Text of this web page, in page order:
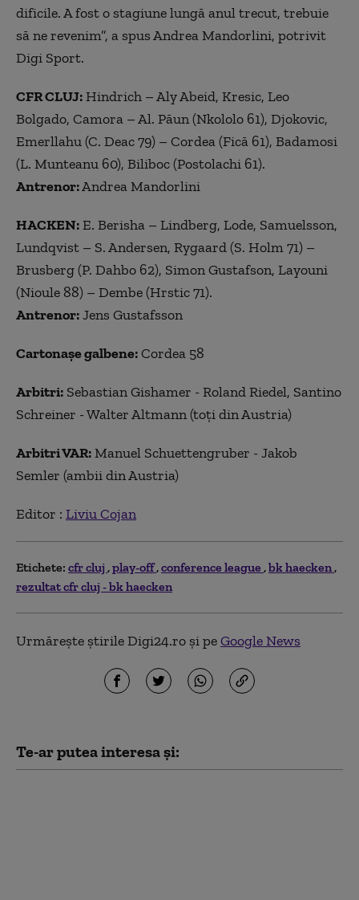
dificile. A fost o stagiune lungă anul trecut, trebuie
să ne revenim”, a spus Andrea Mandorlini, potrivit
Digi Sport.
CFR CLUJ:Hindrich – Aly Abeid, Kresic, Leo
Bolgado, Camora – Al. Păun (Nkololo 61), Djokovic,
Emerllahu (C. Deac 79) – Cordea (Fică 61), Badamosi
(L. Munteanu 60), Biliboc (Postolachi 61).
Antrenor:Andrea Mandorlini
HACKEN:E. Berisha – Lindberg, Lode, Samuelsson,
Lundqvist – S. Andersen, Rygaard (S. Holm 71) –
Brusberg (P. Dahbo 62), Simon Gustafson, Layouni
(Nioule 88) – Dembe (Hrstic 71).
Antrenor:Jens Gustafsson
Cartonaşe galbene:Cordea 58
Arbitri: Sebastian Gishamer - Roland Riedel, Santino
Schreiner - Walter Altmann (toţi din Austria)
Arbitri VAR:Manuel Schuettengruber - Jakob
Semler (ambii din Austria)
Editor : Liviu Cojan
Etichete: cfr cluj play-off conference league bk haecken
rezultat cfr cluj - bk haecken
Urmărește știrile Digi24.ro și peGoogle News
Te-ar putea interesa și: